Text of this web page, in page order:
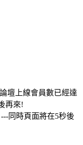
壇上線會員數已經達
再來!
---同時頁面將在5秒後